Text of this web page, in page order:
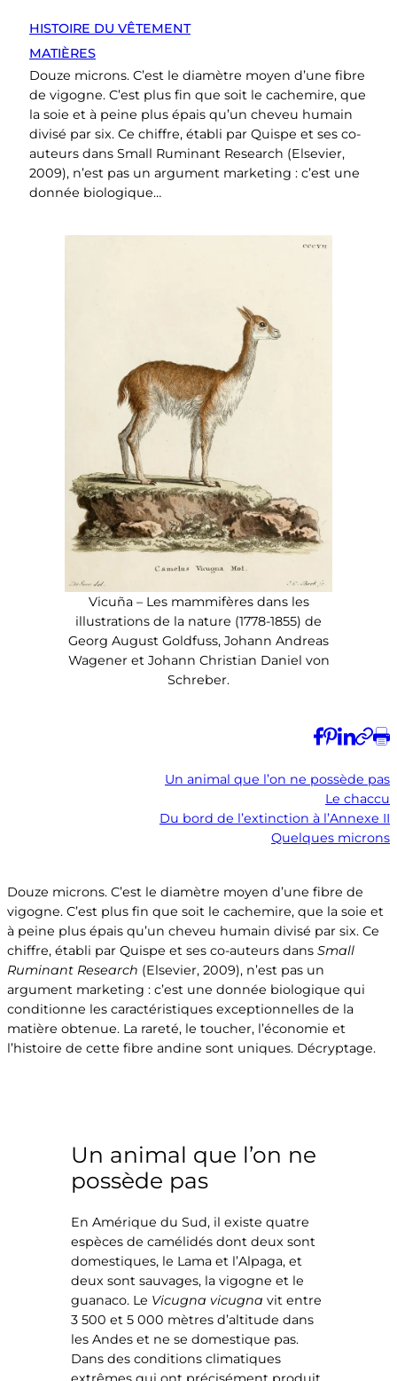
HISTOIRE DU VÊTEMENT
MATIÈRES
Douze microns. C’est le diamètre moyen d’une fibre
de vigogne. C’est plus fin que soit le cachemire, que
la soie et à peine plus épais qu’un cheveu humain
divisé par six. Ce chiffre, établi par Quispe et ses co-
auteurs dans Small Ruminant Research (Elsevier,
2009), n’est pas un argument marketing : c’est une
donnée biologique…
Vicuña – Les mammifères dans les
illustrations de la nature (1778-1855) de
Georg August Goldfuss, Johann Andreas
Wagener et Johann Christian Daniel von
Schreber.
Un animal que l’on ne possède pas
Le chaccu
Du bord de l’extinction à l’Annexe II
Quelques microns
Douze microns. C’est le diamètre moyen d’une fibre de
vigogne. C’est plus fin que soit le cachemire, que la soie et
à peine plus épais qu’un cheveu humain divisé par six. Ce
chiffre, établi par Quispe et ses co-auteurs dans Small
Ruminant Research (Elsevier, 2009), n’est pas un
argument marketing : c’est une donnée biologique qui
conditionne les caractéristiques exceptionnelles de la
matière obtenue. La rareté, le toucher, l’économie et
l’histoire de cette fibre andine sont uniques. Décryptage.
Un animal que l’on ne
possède pas
En Amérique du Sud, il existe quatre
espèces de camélidés dont deux sont
domestiques, le Lama et l’Alpaga, et
deux sont sauvages, la vigogne et le
guanaco. Le Vicugna vicugna vit entre
3 500 et 5 000 mètres d’altitude dans
les Andes et ne se domestique pas.
Dans des conditions climatiques